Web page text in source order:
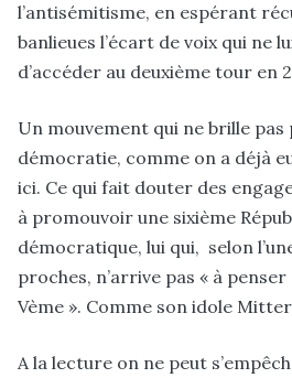
l’antisémitisme, en espérant
banlieues l’écart de voix qui ne
d’accéder au deuxième tour en
Un mouvement qui ne brille
démocratie, comme on a déjà
ici. Ce qui fait douter des
à promouvoir une sixième
démocratique, lui qui, selon
proches, n’arrive pas « à
Vème ». Comme son idole
A la lecture on ne peut